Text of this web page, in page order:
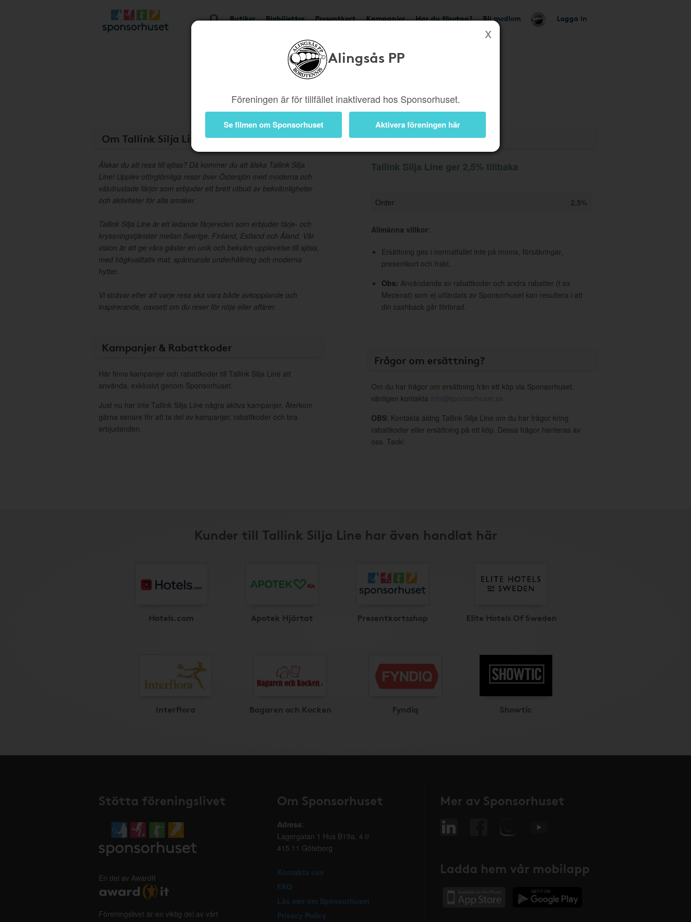
Butiker Biobiljetter Presentkort Kampanjer Har du företag? Bli medlem Logga in
Alingsås PP
Föreningen är för tillfället inaktiverad hos Sponsorhuset.
Se filmen om Sponsorhuset Aktivera föreningen här
Ger 2,5%
Om Tallink Silja Line
Älskar du att resa till sjöss? Då kommer du att älska Tallink Silja
Line! Upplev oförglömliga resor över Östersjön med moderna och
välutrustade färjor som erbjuder ett brett utbud av bekvämligheter
och aktiviteter för alla smaker.
Tallink Silja Line är ett ledande färjerederi som erbjuder färje- och
kryssningstjänster mellan Sverige, Finland, Estland och Åland. Vår
vision är att ge våra gäster en unik och bekväm upplevelse till sjöss,
med högkvalitativ mat, spännande underhållning och moderna
hytter.
Vi strävar efter att varje resa ska vara både avkopplande och
inspirerande, oavsett om du reser för nöje eller affärer.
Kampanjer & Rabattkoder
Här finns kampanjer och rabattkoder till Tallink Silja Line att
använda, exklusivt genom Sponsorhuset.
Just nu har inte Tallink Silja Line några aktiva kampanjer. Återkom
gärna senare för att ta del av kampanjer, rabattkoder och bra
erbjudanden.
Information
Tallink Silja Line ger 2,5% tillbaka
Order 2,5%
Allmänna villkor:
Ersättning ges i normalfallet inte på moms, försäkringar,
presentkort och frakt.
Obs: Användande av rabattkoder och andra rabatter (t ex
Mecenat) som ej utfärdats av Sponsorhuset kan resultera i att
din cashback går förlorad.
Frågor om ersättning?
Om du har frågor om ersättning från ett köp via Sponsorhuset,
vänligen kontakta info@sponsorhuset.se
OBS: Kontakta aldrig Tallink Silja Line om du har frågor kring
rabattkoder eller ersättning på ett köp. Dessa frågor hanteras av
oss. Tack!
Kunder till Tallink Silja Line har även handlat här
Hotels.com Apotek Hjärtat Presentkortsshop Elite Hotels Of Sweden
Interflora Bagaren och Kocken Fyndiq Showtic
Stötta föreningslivet
En del av AwardIt
Föreningslivet är en viktig del av vårt
Om Sponsorhuset
Adress:
Lagergatan 1 Hus B19a, 4 tr
415 11 Göteborg
Kontakta oss
FAQ
Läs mer om Sponsorhuset
Privacy Policy
Mer av Sponsorhuset
Ladda hem vår mobilapp